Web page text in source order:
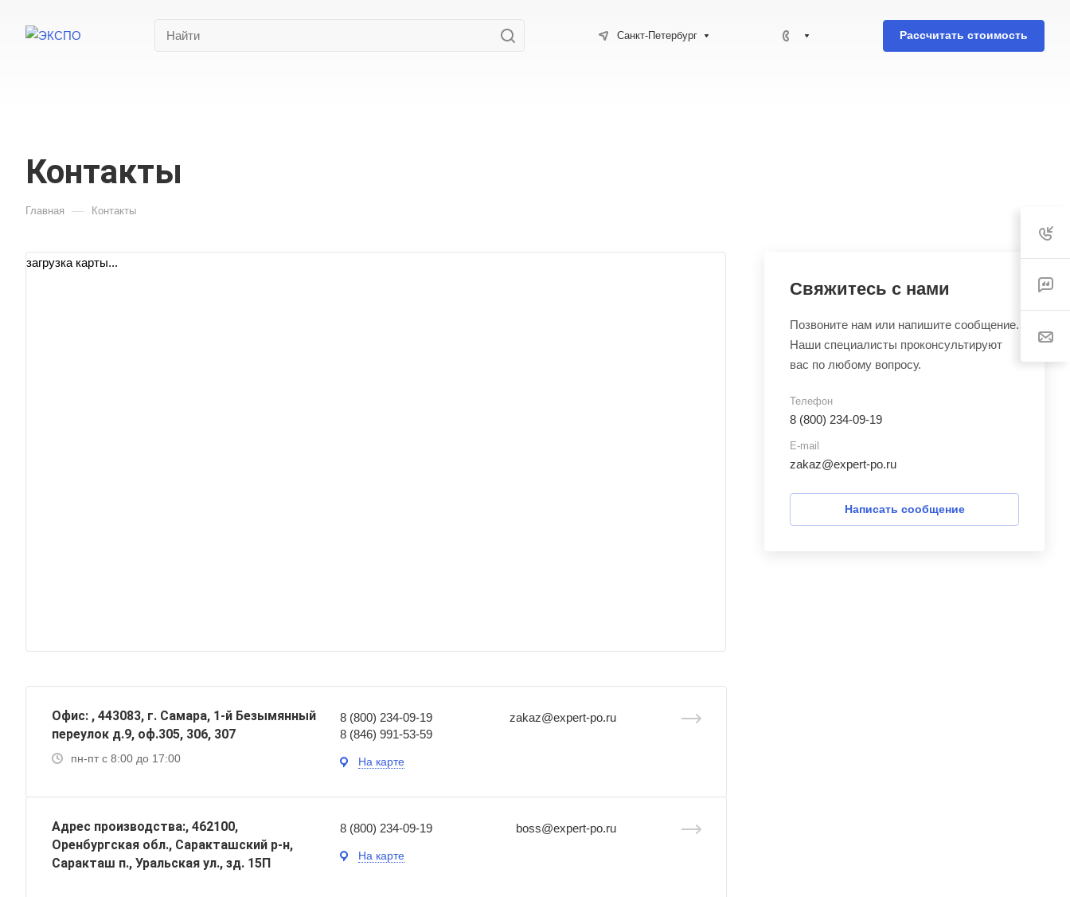
Санкт-Петербург Рассчитать стоимость
Контакты
Главная — Контакты
загрузка карты...
Офис: , 443083, г. Самара, 1-й Безымянный
переулок д.9, оф.305, 306, 307
пн-пт с 8:00 до 17:00
8 (800) 234-09-19
8 (846) 991-53-59
zakaz@expert-po.ru
На карте
Адрес производства:, 462100,
Оренбургская обл., Саракташский р-н,
Саракташ п., Уральская ул., зд. 15П
8 (800) 234-09-19 boss@expert-po.ru
На карте
Свяжитесь с нами
Позвоните нам или напишите сообщение.
Наши специалисты проконсультируют
вас по любому вопросу.
Телефон
8 (800) 234-09-19
E-mail
zakaz@expert-po.ru
Написать сообщение